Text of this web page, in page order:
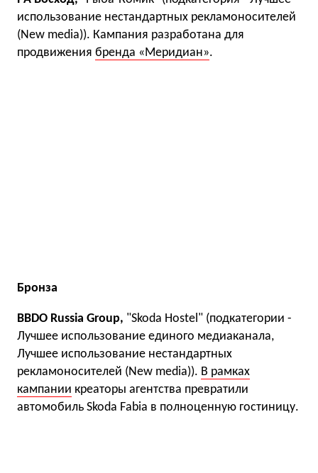
использование нестандартных рекламоносителей
(New media)). Кампания разработана для
продвижения бренда «Меридиан».
Бронза
BBDO Russia Group, "Skoda Hostel" (подкатегории -
Лучшее использование единого медиаканала,
Лучшее использование нестандартных
рекламоносителей (New media)). В рамках
кампании креаторы агентства превратили
автомобиль Skoda Fabia в полноценную гостиницу.